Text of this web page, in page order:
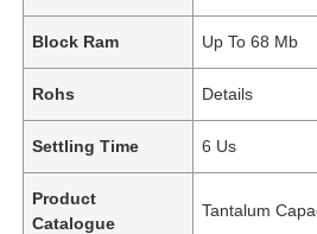
Block Ram Up To 68 Mb
Rohs Details
Settling Time 6 Us
Product
Catalogue
Tantalum